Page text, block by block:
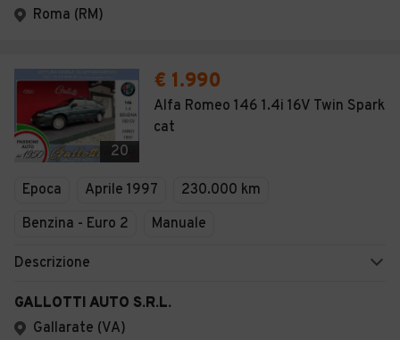
Roma (RM)
20
€ 1.990
Alfa Romeo 146 1.4i 16V Twin Spark
cat
Epoca Aprile 1997
230.000 km
Benzina - Euro 2
Manuale
Descrizione
GALLOTTI AUTO S.R.L.
Gallarate (VA)